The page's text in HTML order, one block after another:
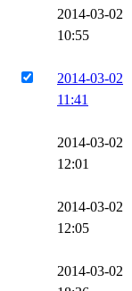
2014-03-02
10:55
2014-03-02
11:41
2014-03-02
12:01
2014-03-02
12:05
2014-03-02